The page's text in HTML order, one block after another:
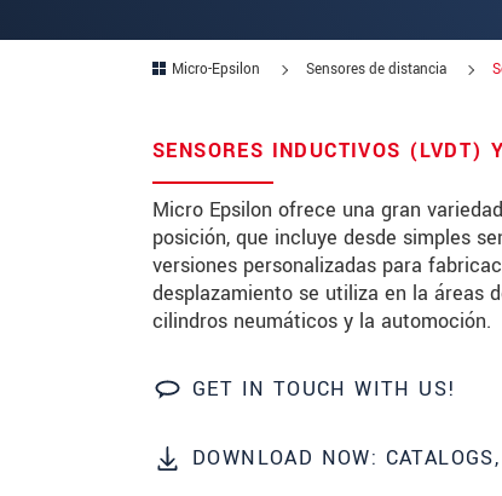
Micro-Epsilon Sensores de distancia
SENSORES INDUCTIVOS (LVDT)
Micro Epsilon ofrece una gran
posición, que incluye desde simples
versiones personalizadas para
desplazamiento se utiliza en la áreas
cilindros neumáticos y la automoción.
GET IN TOUCH WITH US!
DOWNLOAD NOW:
Country*
Telephone
E-Mail *
Message*
* Mandatory fields